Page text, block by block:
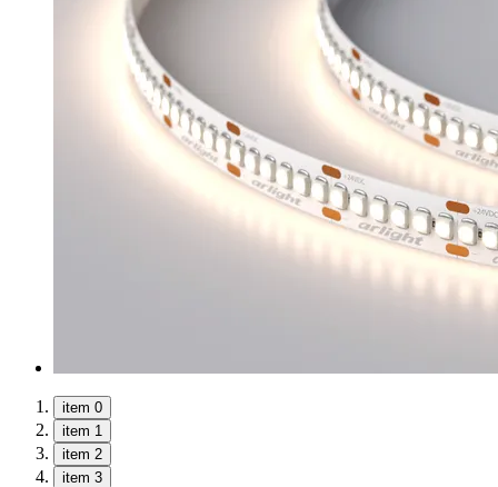
item 0
item 1
item 2
item 3